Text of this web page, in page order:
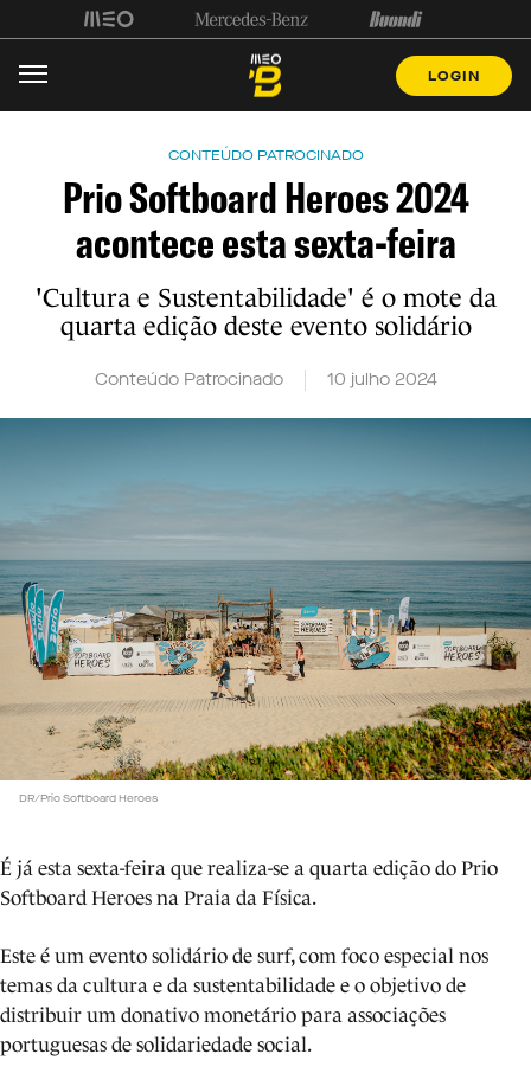
LOGIN
CONTEÚDO PATROCINADO
Prio Softboard Heroes 2024
acontece esta sexta-feira
'Cultura e Sustentabilidade' é o mote da
quarta edição deste evento solidário
Conteúdo Patrocinado 10 julho 2024
DR/Prio Softboard Heroes
É já esta sexta-feira que realiza-se a quarta edição do Prio
Softboard Heroes na Praia da Física.
Este é um evento solidário de surf, com foco especial nos
temas da cultura e da sustentabilidade e o objetivo de
distribuir um donativo monetário para associações
portuguesas de solidariedade social.